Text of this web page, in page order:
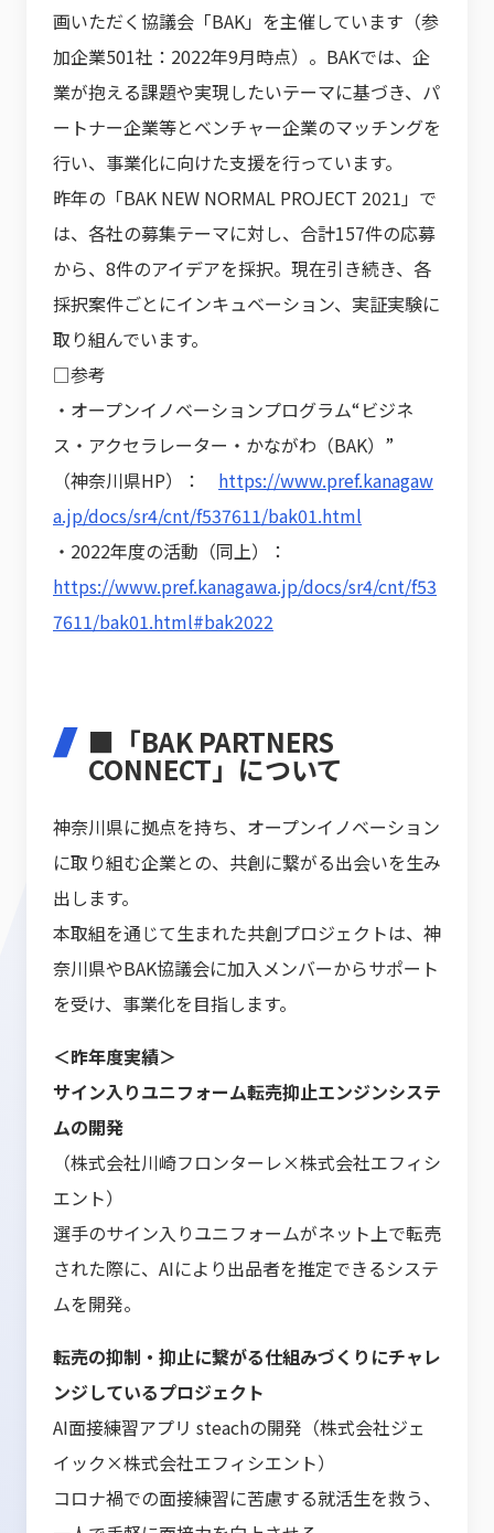
画いただく協議会「BAK」を主催しています（参
加企業501社：2022年9月時点）。BAKでは、企
業が抱える課題や実現したいテーマに基づき、パ
ートナー企業等とベンチャー企業のマッチングを
行い、事業化に向けた支援を行っています。
昨年の「BAK NEW NORMAL PROJECT 2021」で
は、各社の募集テーマに対し、合計157件の応募
から、8件のアイデアを採択。現在引き続き、各
採択案件ごとにインキュベーション、実証実験に
取り組んでいます。
□参考
・オープンイノベーションプログラム“ビジネ
ス・アクセラレーター・かながわ（BAK）”
（神奈川県HP）： https://www.pref.kanagaw
a.jp/docs/sr4/cnt/f537611/bak01.html
・2022年度の活動（同上）：
https://www.pref.kanagawa.jp/docs/sr4/cnt/f53
7611/bak01.html#bak2022
■「BAK PARTNERS
CONNECT」について
神奈川県に拠点を持ち、オープンイノベーション
に取り組む企業との、共創に繋がる出会いを生み
出します。
本取組を通じて生まれた共創プロジェクトは、神
奈川県やBAK協議会に加入メンバーからサポート
を受け、事業化を目指します。
＜昨年度実績＞
サイン入りユニフォーム転売抑止エンジンシステ
ムの開発
（株式会社川崎フロンターレ×株式会社エフィシ
エント）
選手のサイン入りユニフォームがネット上で転売
された際に、AIにより出品者を推定できるシステ
ムを開発。
転売の抑制・抑止に繋がる仕組みづくりにチャレ
ンジしているプロジェクト
AI面接練習アプリ steachの開発（株式会社ジェ
イック×株式会社エフィシエント）
コロナ禍での面接練習に苦慮する就活生を救う、